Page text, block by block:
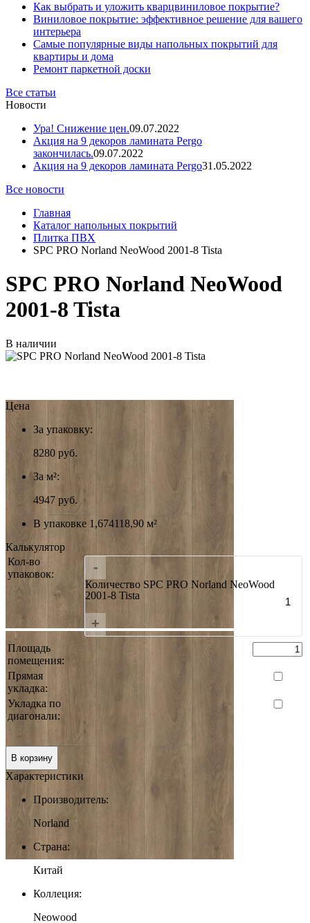
Как выбрать и уложить кварцвиниловое покрытие?
Виниловое покрытие: эффективное решение для вашего
интерьера
Самые популярные виды напольных покрытий для
квартиры и дома
Ремонт паркетной доски
Все статьи
Новости
Ура! Снижение цен.09.07.2022
Акция на 9 декоров ламината Pergo
закончилась.09.07.2022
Акция на 9 декоров ламината Pergo31.05.2022
Все новости
Главная
Каталог напольных покрытий
Плитка ПВХ
SPC PRO Norland NeoWood 2001-8 Tista
SPC PRO Norland NeoWood
2001-8 Tista
В наличии
Цена
За упаковку:
8280 руб.
За м²:
4947 руб.
В упаковке 1,674118,90 м²
Калькулятор
Кол-во
упаковок:
-
Количество SPC PRO Norland NeoWood
2001-8 Tista
+
Площадь
помещения:
Прямая
укладка:
Укладка по
диагонали:
В корзину
Характеристики
Производитель:
Norland
Страна:
Китай
Коллеция:
Neowood